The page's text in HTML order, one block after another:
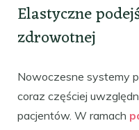
Elastyczne
zdrowotnej
Nowoczesne systemy
coraz częściej
pacjentów. W ramach